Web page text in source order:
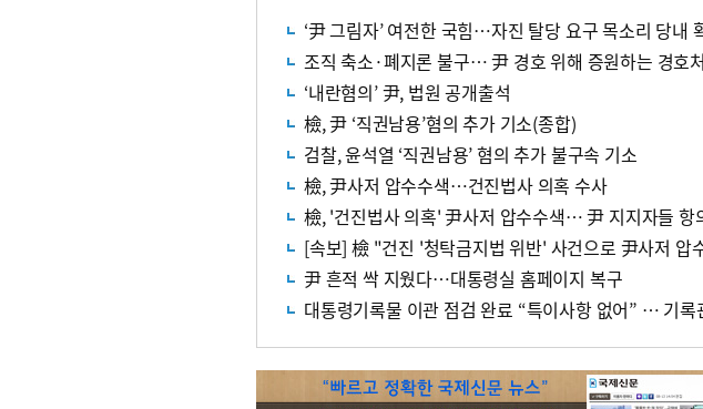
‘尹 그림자’ 여전한 국힘…자진 탈당 요구 목소리 당내
조직 축소·폐지론 불구… 尹 경호 위해 증원하는 경호처
‘내란혐의’ 尹, 법원 공개출석
檢, 尹 ‘직권남용’혐의 추가 기소(종합)
검찰, 윤석열 ‘직권남용’ 혐의 추가 불구속 기소
檢, 尹사저 압수수색…건진법사 의혹 수사
檢, '건진법사 의혹' 尹사저 압수수색… 尹 지지자들 항
[속보] 檢 "건진 '청탁금지법 위반' 사건으로 尹사저 압
尹 흔적 싹 지웠다…대통령실 홈페이지 복구
대통령기록물 이관 점검 완료 “특이사항 없어” … 기록